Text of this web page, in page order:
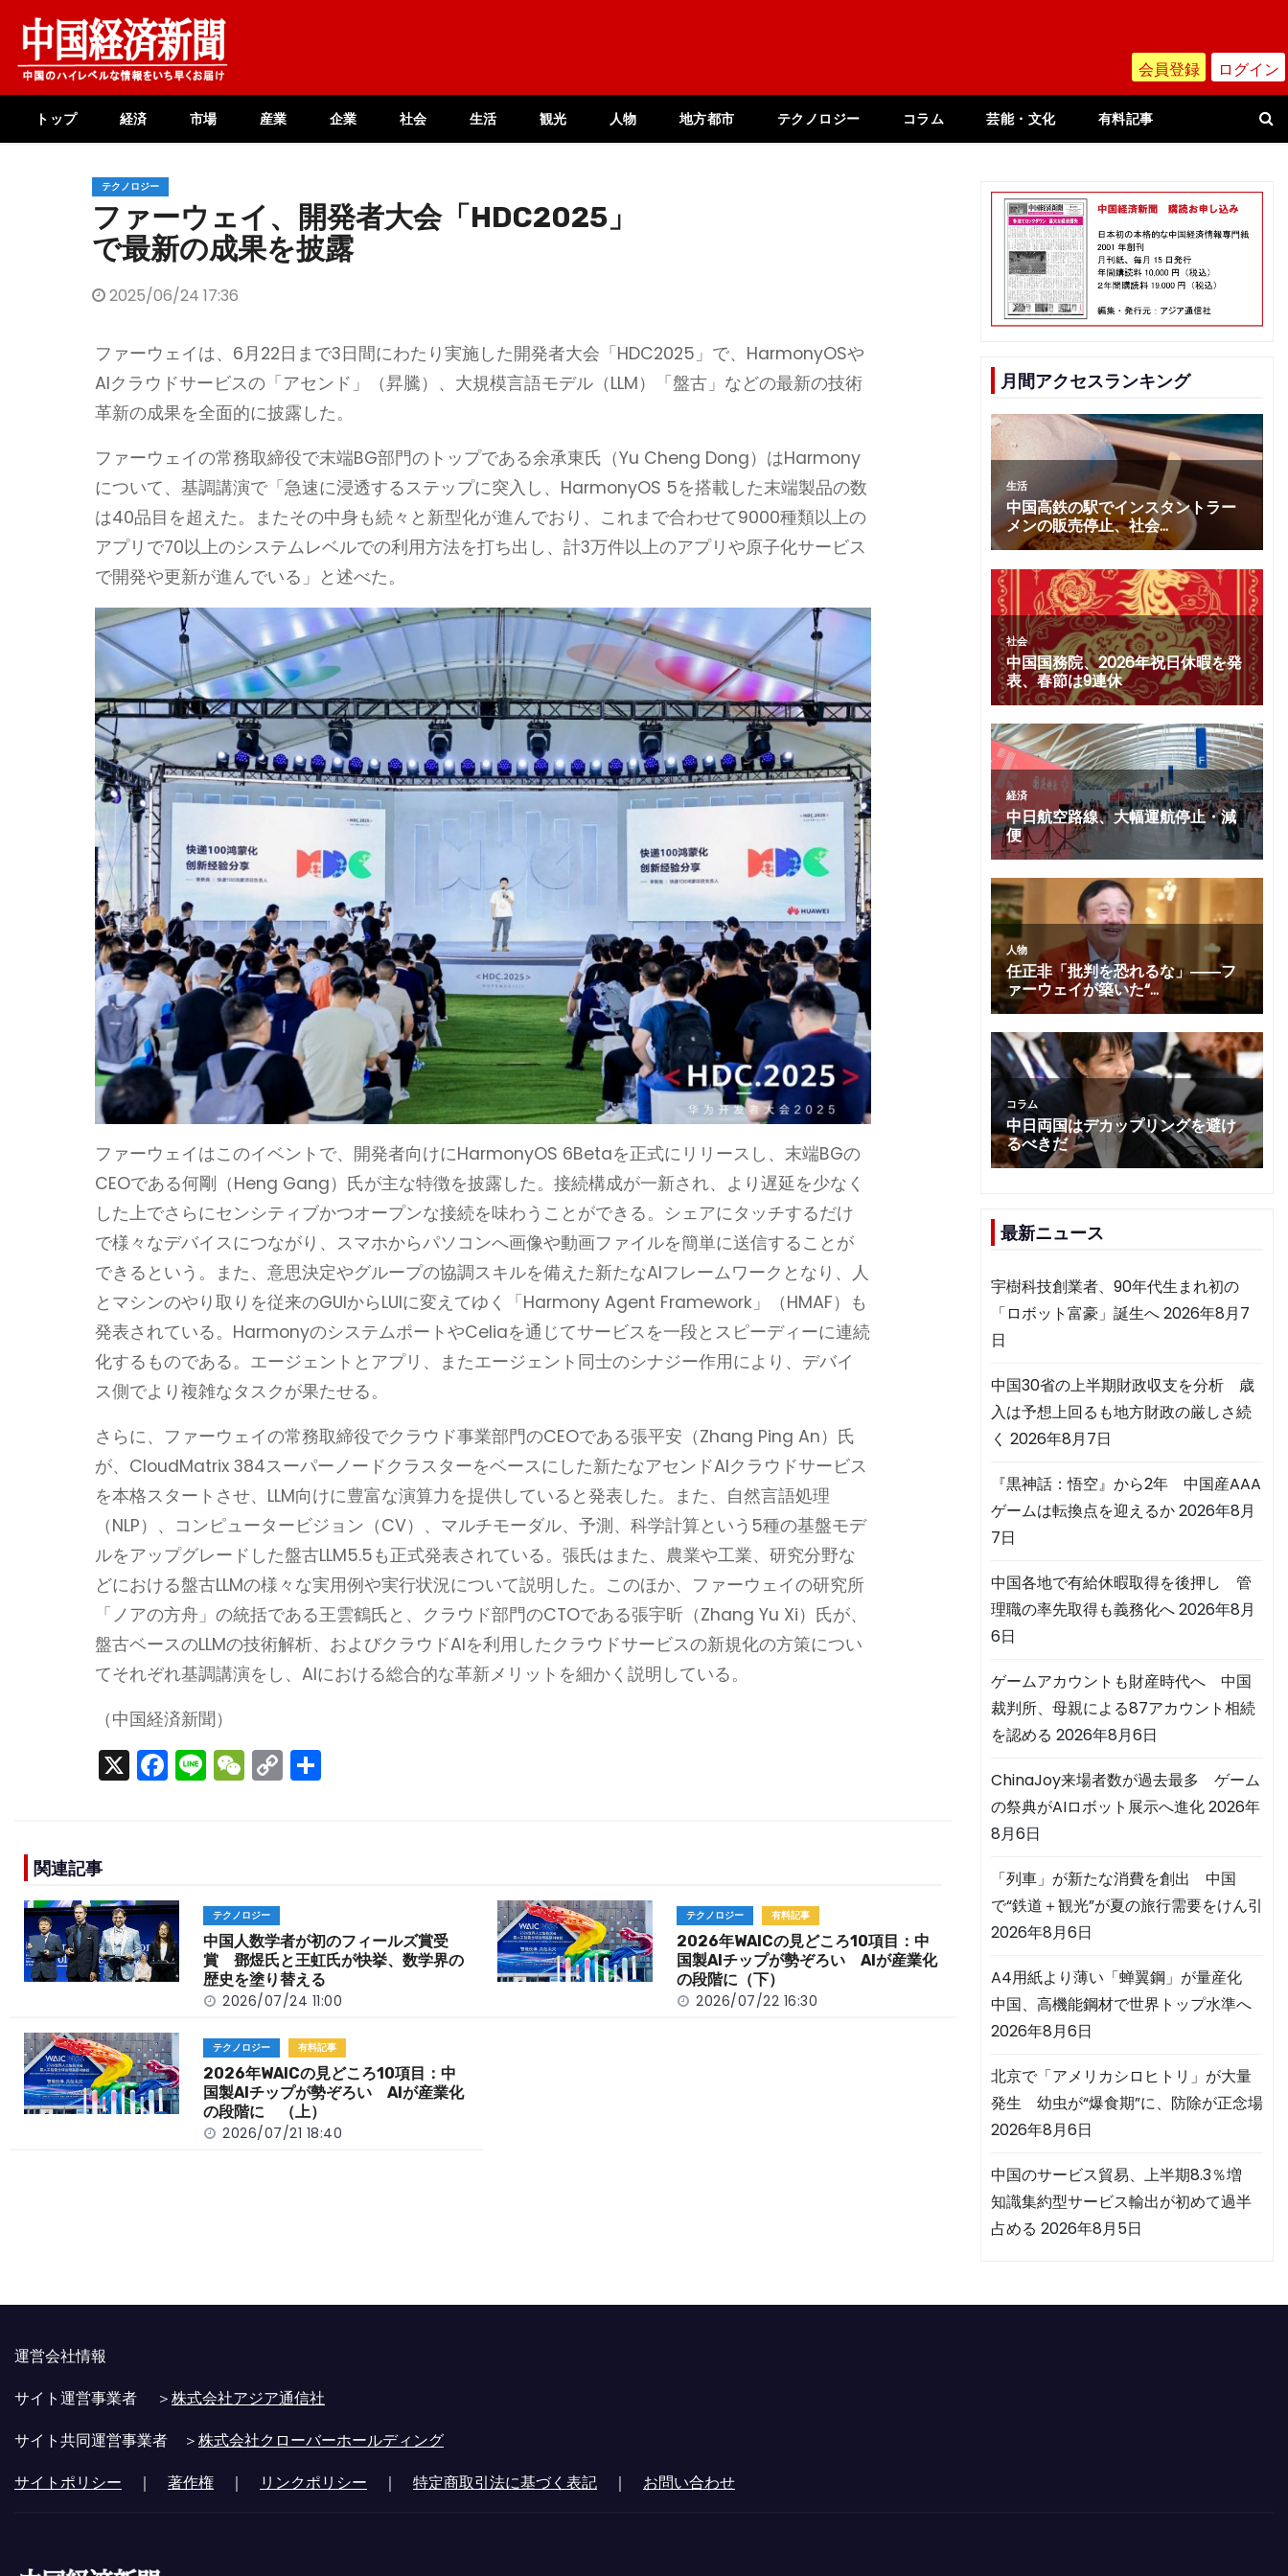
content
会員登録 ログイン
トップ 経済 市場 産業 企業 社会 生活 観光 人物 地方都市 テクノロジー コラム 芸能・文化 有料記事
テクノロジー
ファーウェイ、開発者大会「HDC2025」
で最新の成果を披露
2025/06/24 17:36
ファーウェイは、6月22日まで3日間にわたり実施した開発者大会「HDC2025」で、HarmonyOSや
AIクラウドサービスの「アセンド」（昇騰）、大規模言語モデル（LLM）「盤古」などの最新の技術
革新の成果を全面的に披露した。
ファーウェイの常務取締役で末端BG部門のトップである余承東氏（Yu Cheng Dong）はHarmony
について、基調講演で「急速に浸透するステップに突入し、HarmonyOS 5を搭載した末端製品の数
は40品目を超えた。またその中身も続々と新型化が進んでおり、これまで合わせて9000種類以上の
アプリで70以上のシステムレベルでの利用方法を打ち出し、計3万件以上のアプリや原子化サービス
で開発や更新が進んでいる」と述べた。
ファーウェイはこのイベントで、開発者向けにHarmonyOS 6Betaを正式にリリースし、末端BGの
CEOである何剛（Heng Gang）氏が主な特徴を披露した。接続構成が一新され、より遅延を少なく
した上でさらにセンシティブかつオープンな接続を味わうことができる。シェアにタッチするだけ
で様々なデバイスにつながり、スマホからパソコンへ画像や動画ファイルを簡単に送信することが
できるという。また、意思決定やグループの協調スキルを備えた新たなAIフレームワークとなり、人
とマシンのやり取りを従来のGUIからLUIに変えてゆく「Harmony Agent Framework」（HMAF）も
発表されている。HarmonyのシステムポートやCeliaを通じてサービスを一段とスピーディーに連続
化するものである。エージェントとアプリ、またエージェント同士のシナジー作用により、デバイ
ス側でより複雑なタスクが果たせる。
さらに、ファーウェイの常務取締役でクラウド事業部門のCEOである張平安（Zhang Ping An）氏
が、CloudMatrix 384スーパーノードクラスターをベースにした新たなアセンドAIクラウドサービス
を本格スタートさせ、LLM向けに豊富な演算力を提供していると発表した。また、自然言語処理
（NLP）、コンピュータービジョン（CV）、マルチモーダル、予測、科学計算という5種の基盤モデ
ルをアップグレードした盤古LLM5.5も正式発表されている。張氏はまた、農業や工業、研究分野な
どにおける盤古LLMの様々な実用例や実行状況について説明した。このほか、ファーウェイの研究所
「ノアの方舟」の統括である王雲鶴氏と、クラウド部門のCTOである張宇昕（Zhang Yu Xi）氏が、
盤古ベースのLLMの技術解析、およびクラウドAIを利用したクラウドサービスの新規化の方策につい
てそれぞれ基調講演をし、AIにおける総合的な革新メリットを細かく説明している。
（中国経済新聞）
X F
a
o
o
k
Li
n
W
e
t
C
o
k
関連記事
テクノロジー
中国人数学者が初のフィールズ賞受
賞 鄧煜氏と王虹氏が快挙、数学界の
歴史を塗り替える
2026/07/24 11:00
テクノロジー 有料記事
2026年WAICの見どころ10項目：中
国製AIチップが勢ぞろい AIが産業化
の段階に（下）
2026/07/22 16:30
テクノロジー 有料記事
2026年WAICの見どころ10項目：中
国製AIチップが勢ぞろい AIが産業化
の段階に （上）
2026/07/21 18:40
月間アクセスランキング
最新ニュース
宇樹科技創業者、90年代生まれ初の
「ロボット富豪」誕生へ2026年8月7
日
中国30省の上半期財政収支を分析 歳
入は予想上回るも地方財政の厳しさ続
く 2026年8月7日
『黒神話：悟空』から2年 中国産AAA
ゲームは転換点を迎えるか2026年8月
7日
中国各地で有給休暇取得を後押し 管
理職の率先取得も義務化へ2026年8月
6日
ゲームアカウントも財産時代へ 中国
裁判所、母親による87アカウント相続
を認める 2026年8月6日
ChinaJoy来場者数が過去最多 ゲーム
の祭典がAIロボット展示へ進化2026年
8月6日
「列車」が新たな消費を創出 中国
で“鉄道＋観光”が夏の旅行需要をけん引
2026年8月6日
A4用紙より薄い「蝉翼鋼」が量産化
中国、高機能鋼材で世界トップ水準へ
2026年8月6日
北京で「アメリカシロヒトリ」が大量
発生 幼虫が“爆食期”に、防除が正念場
2026年8月6日
中国のサービス貿易、上半期8.3％増
知識集約型サービス輸出が初めて過半
占める 2026年8月5日
運営会社情報
サイト運営事業者 ＞株式会社アジア通信社
サイト共同運営事業者 ＞株式会社クローバーホールディング
サイトポリシー ｜ 著作権 ｜ リンクポリシー ｜ 特定商取引法に基づく表記 ｜ お問い合わせ